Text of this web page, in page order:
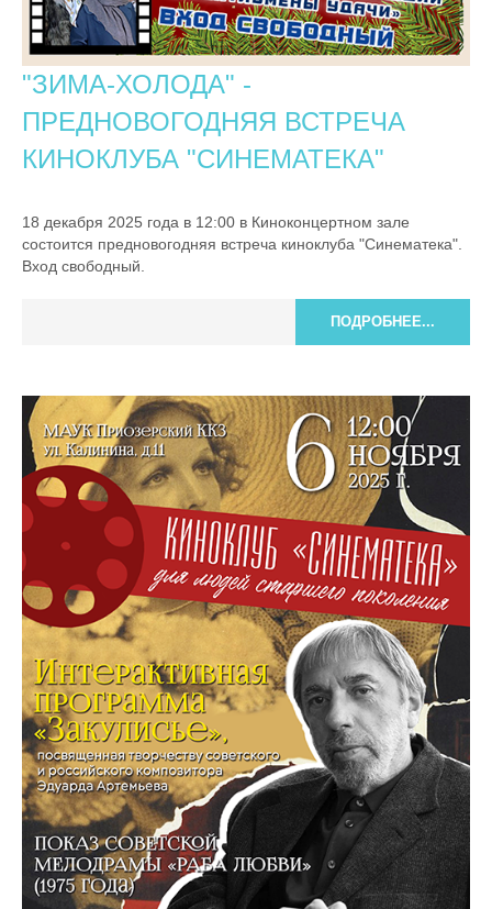
"ЗИМА-ХОЛОДА" -
ПРЕДНОВОГОДНЯЯ ВСТРЕЧА
КИНОКЛУБА "СИНЕМАТЕКА"
18 декабря 2025 года в 12:00 в Киноконцертном зале
состоится предновогодняя встреча киноклуба "Синематека".
Вход свободный.
ПОДРОБНЕЕ...